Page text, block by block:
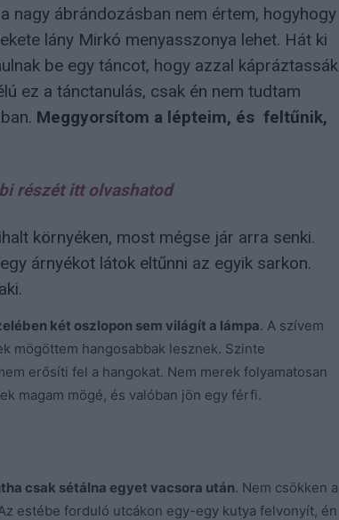
nagy ábrándozásban nem értem, hogyhogy
lány Mirkó menyasszonya lehet. Hát ki
be egy táncot, hogy azzal kápráztassák
ez a tánctanulás, csak én nem tudtam
Meggyorsítom a lépteim, és feltűnik,
részét itt olvashatod
környéken, most mégse jár arra senki.
árnyékot látok eltűnni az egyik sarkon.
két oszlopon sem világít a lámpa. A szívem
mögöttem hangosabbak lesznek. Szinte
erősíti fel a hangokat. Nem merek folyamatosan
magam mögé, és valóban jön egy férfi.
csak sétálna egyet vacsora után. Nem csökken a
estébe forduló utcákon egy-egy kutya felvonyít, én